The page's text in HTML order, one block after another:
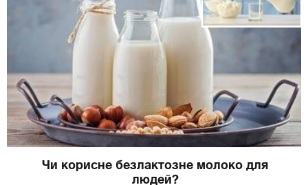
Чи корисне безлактозне молоко для
людей?